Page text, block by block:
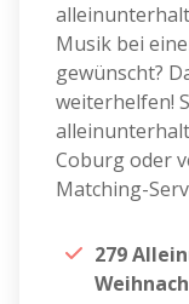
Musik bei
gewünscht?
weiterhelfen!
Coburg oder
Matching-
279